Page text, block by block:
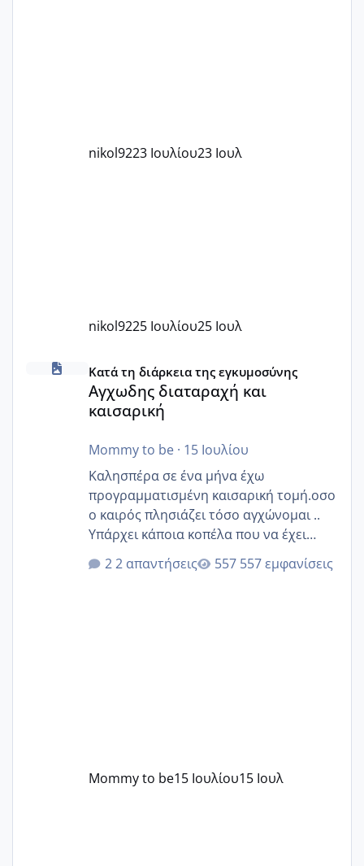
nikol9223 Ιουλίου23 Ιουλ
nikol9225 Ιουλίου25 Ιουλ
Αγχωδης διαταραχή και καισαρική
Κατά τη διάρκεια της εγκυμοσύνης
Αγχωδης διαταραχή και
καισαρική
Mommy to be· 15 Ιουλίου
Καλησπέρα σε ένα μήνα έχω
προγραμματισμένη καισαρική τομή.οσο
ο καιρός πλησιάζει τόσο αγχώνομαι ..
Υπάρχει κάποια κοπέλα που να έχει
παρόμοιο ιστορικό να μας πει την
εμπειρία της;Να σημειώσω είναι η
2 απαντήσεις 557 εμφανίσεις
Mommy to be15 Ιουλίου15 Ιουλ